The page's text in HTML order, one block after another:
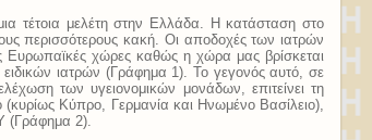
τέτοια μελέτη στην Ελλάδα. Η κατάσταση στο
περισσότερους κακή. Οι αποδοχές των ιατρών
χώρες καθώς η χώρα μας βρίσκεται
ειδικών ιατρών (Γράφημα 1). Το γεγονός αυτό, σε
των υγειονομικών μονάδων, επιτείνει τη
(κυρίως Κύπρο, Γερμανία και Ηνωμένο Βασίλειο),
(Γράφημα 2).